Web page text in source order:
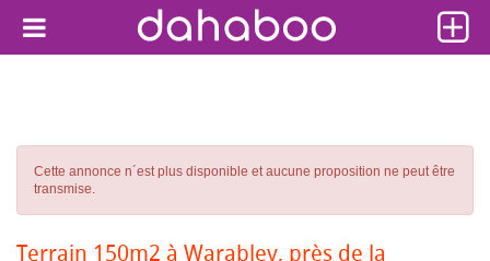
Cette annonce n´est plus disponible et aucune proposition ne peut être
transmise.
Terrain 150m2 à Warabley, près de la